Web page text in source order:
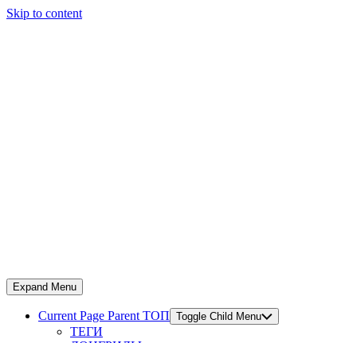
Skip to content
Expand Menu
Current Page Parent ТОП Toggle Child Menu
ТЕГИ